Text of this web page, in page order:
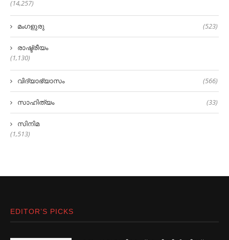
(14,257)
മംഗളുരു (523)
രാഷ്ട്രീയം
(1,130)
വിദ്യാഭ്യാസം (566)
സാഹിത്യം (33)
സിനിമ
(1,513)
EDITOR’S PICKS